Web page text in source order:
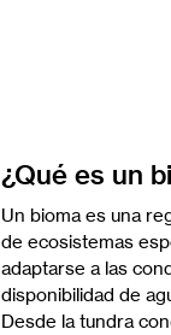
¿Qué es un
Un bioma es una
de ecosistemas
adaptarse a las
disponibilidad de
Desde la tundra